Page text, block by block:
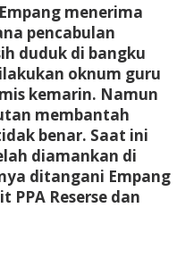
menerima
pencabulan
duduk di bangku
oknum guru
kemarin. Namun
membantah
benar. Saat ini
diamankan di
ditangani Empang
PPA Reserse dan